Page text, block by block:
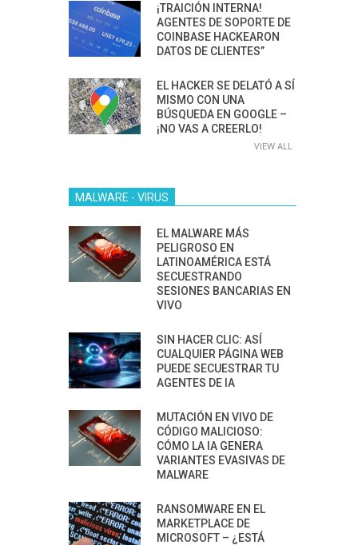
¡TRAICIÓN INTERNA!
AGENTES DE SOPORTE DE
COINBASE HACKEARON
DATOS DE CLIENTES”
EL HACKER SE DELATÓ A SÍ
MISMO CON UNA
BÚSQUEDA EN GOOGLE –
¡NO VAS A CREERLO!
VIEW ALL
MALWARE - VIRUS
EL MALWARE MÁS
PELIGROSO EN
LATINOAMÉRICA ESTÁ
SECUESTRANDO
SESIONES BANCARIAS EN
VIVO
SIN HACER CLIC: ASÍ
CUALQUIER PÁGINA WEB
PUEDE SECUESTRAR TU
AGENTES DE IA
MUTACIÓN EN VIVO DE
CÓDIGO MALICIOSO:
CÓMO LA IA GENERA
VARIANTES EVASIVAS DE
MALWARE
RANSOMWARE EN EL
MARKETPLACE DE
MICROSOFT – ¿ESTÁ